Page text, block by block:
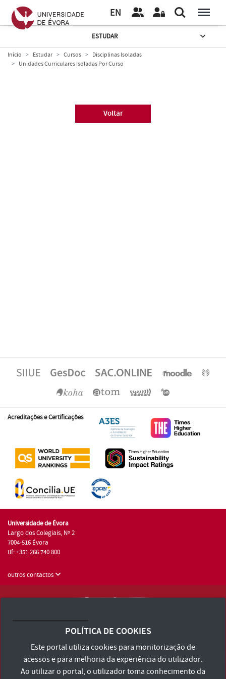
EN
ESTUDAR
Início Estudar Cursos
Disciplinas Isoladas
Unidades Curriculares Isoladas Por Curso
Voltar
Acreditações e Certificações
Universidade de Évora
Largo dos Colegiais, Nº 2
7004-516 Évora
tlf: +351 266 740 800
outros contactos
Consulte os Termos e Condições e Política de Privacidade
Declaração de Acessibilidade
POLÍTICA DE COOKIES
Este portal utiliza cookies para monitorização de
acessos e para melhoria da experiência do utilizador.
Ao utilizar o portal, o utilizador toma conhecimento da